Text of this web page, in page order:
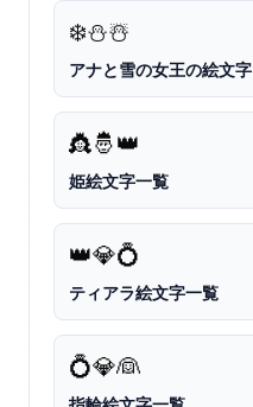
❄️⛄☃️
アナと雪の女王の絵文字
👸🤴👑
姫絵文字一覧
👑💎💍
ティアラ絵文字一覧
💍💎👰